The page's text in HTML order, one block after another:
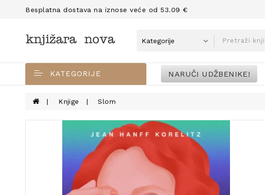
Besplatna dostava na iznose veće od 53.09 €
KATEGORIJE NARUČI UDŽBENIKE!
Knjige Slom